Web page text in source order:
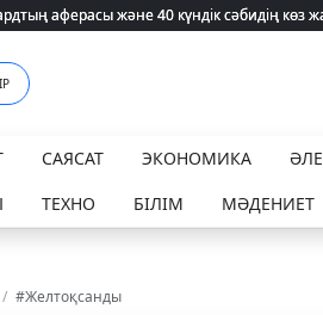
аферасы және 40 күндік сәбидің
аферасы және 40 күндік сәбидің
САЯСАТ ЭКОНОМИКА
ТЕХНО БІЛІМ МӘДЕНИЕТ
/ #Желтоқсанды